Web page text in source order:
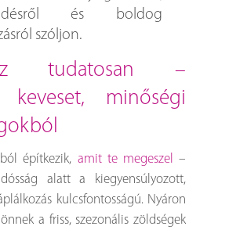
és boldog
szóljon.
keveset, minőségi
építkezik, amit te megeszel
–
alatt a kiegyensúlyozott,
kulcsfontosságú. Nyáron
a friss, szezonális zöldségek